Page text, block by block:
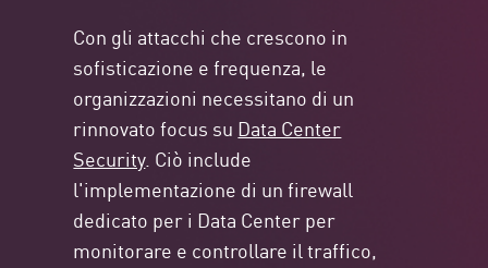
Con gli attacchi che crescono in
sofisticazione e frequenza, le
organizzazioni necessitano di un
rinnovato focus su Data Center
Security. Ciò include
l'implementazione di un firewall
dedicato per i Data Center per
monitorare e controllare il traffico,